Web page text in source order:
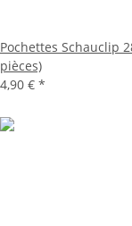
Pochettes Schauclip
pièces)
4,90 € *